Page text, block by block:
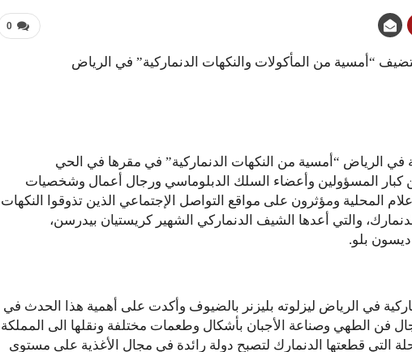
0
“أمسية من المأكولات والنكهات الدنماركية” في الرياض
في الرياض “أمسية من النكهات الدنماركية” في مقرها في الحي
المسؤولين وأعضاء السلك الدبلوماسي ورجال أعمال وشخصيات
المحلية ومؤثرون على مواقع التواصل الإجتماعي الذين تذوقوا النكهات
والتي أعدها الشيف الدنماركي الشهير كريستيان بيدرسن،
بلو.
في الرياض ليزلوته بليزنر بالضيوف وأكدت على أهمية هذا الحدث في
فن الطهي وصناعة الأجبان بأشكال وطعمات مختلفة ونقلها الى المملكة
التي قطعتها الدنمارك لتصبح دولة رائدة في مجال الأغذية على مستوى